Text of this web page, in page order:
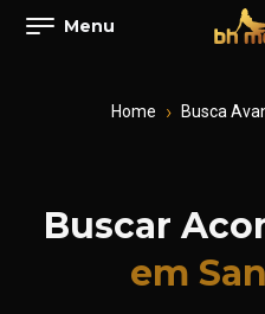
Menu
Home Busca
Buscar
em